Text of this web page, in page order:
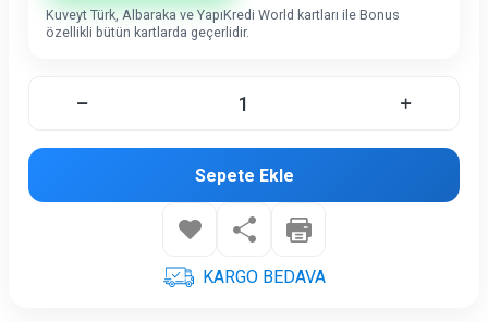
Kuveyt Türk, Albaraka ve YapıKredi World kartları ile Bonus
özellikli bütün kartlarda geçerlidir.
Sepete Ekle
KARGO BEDAVA